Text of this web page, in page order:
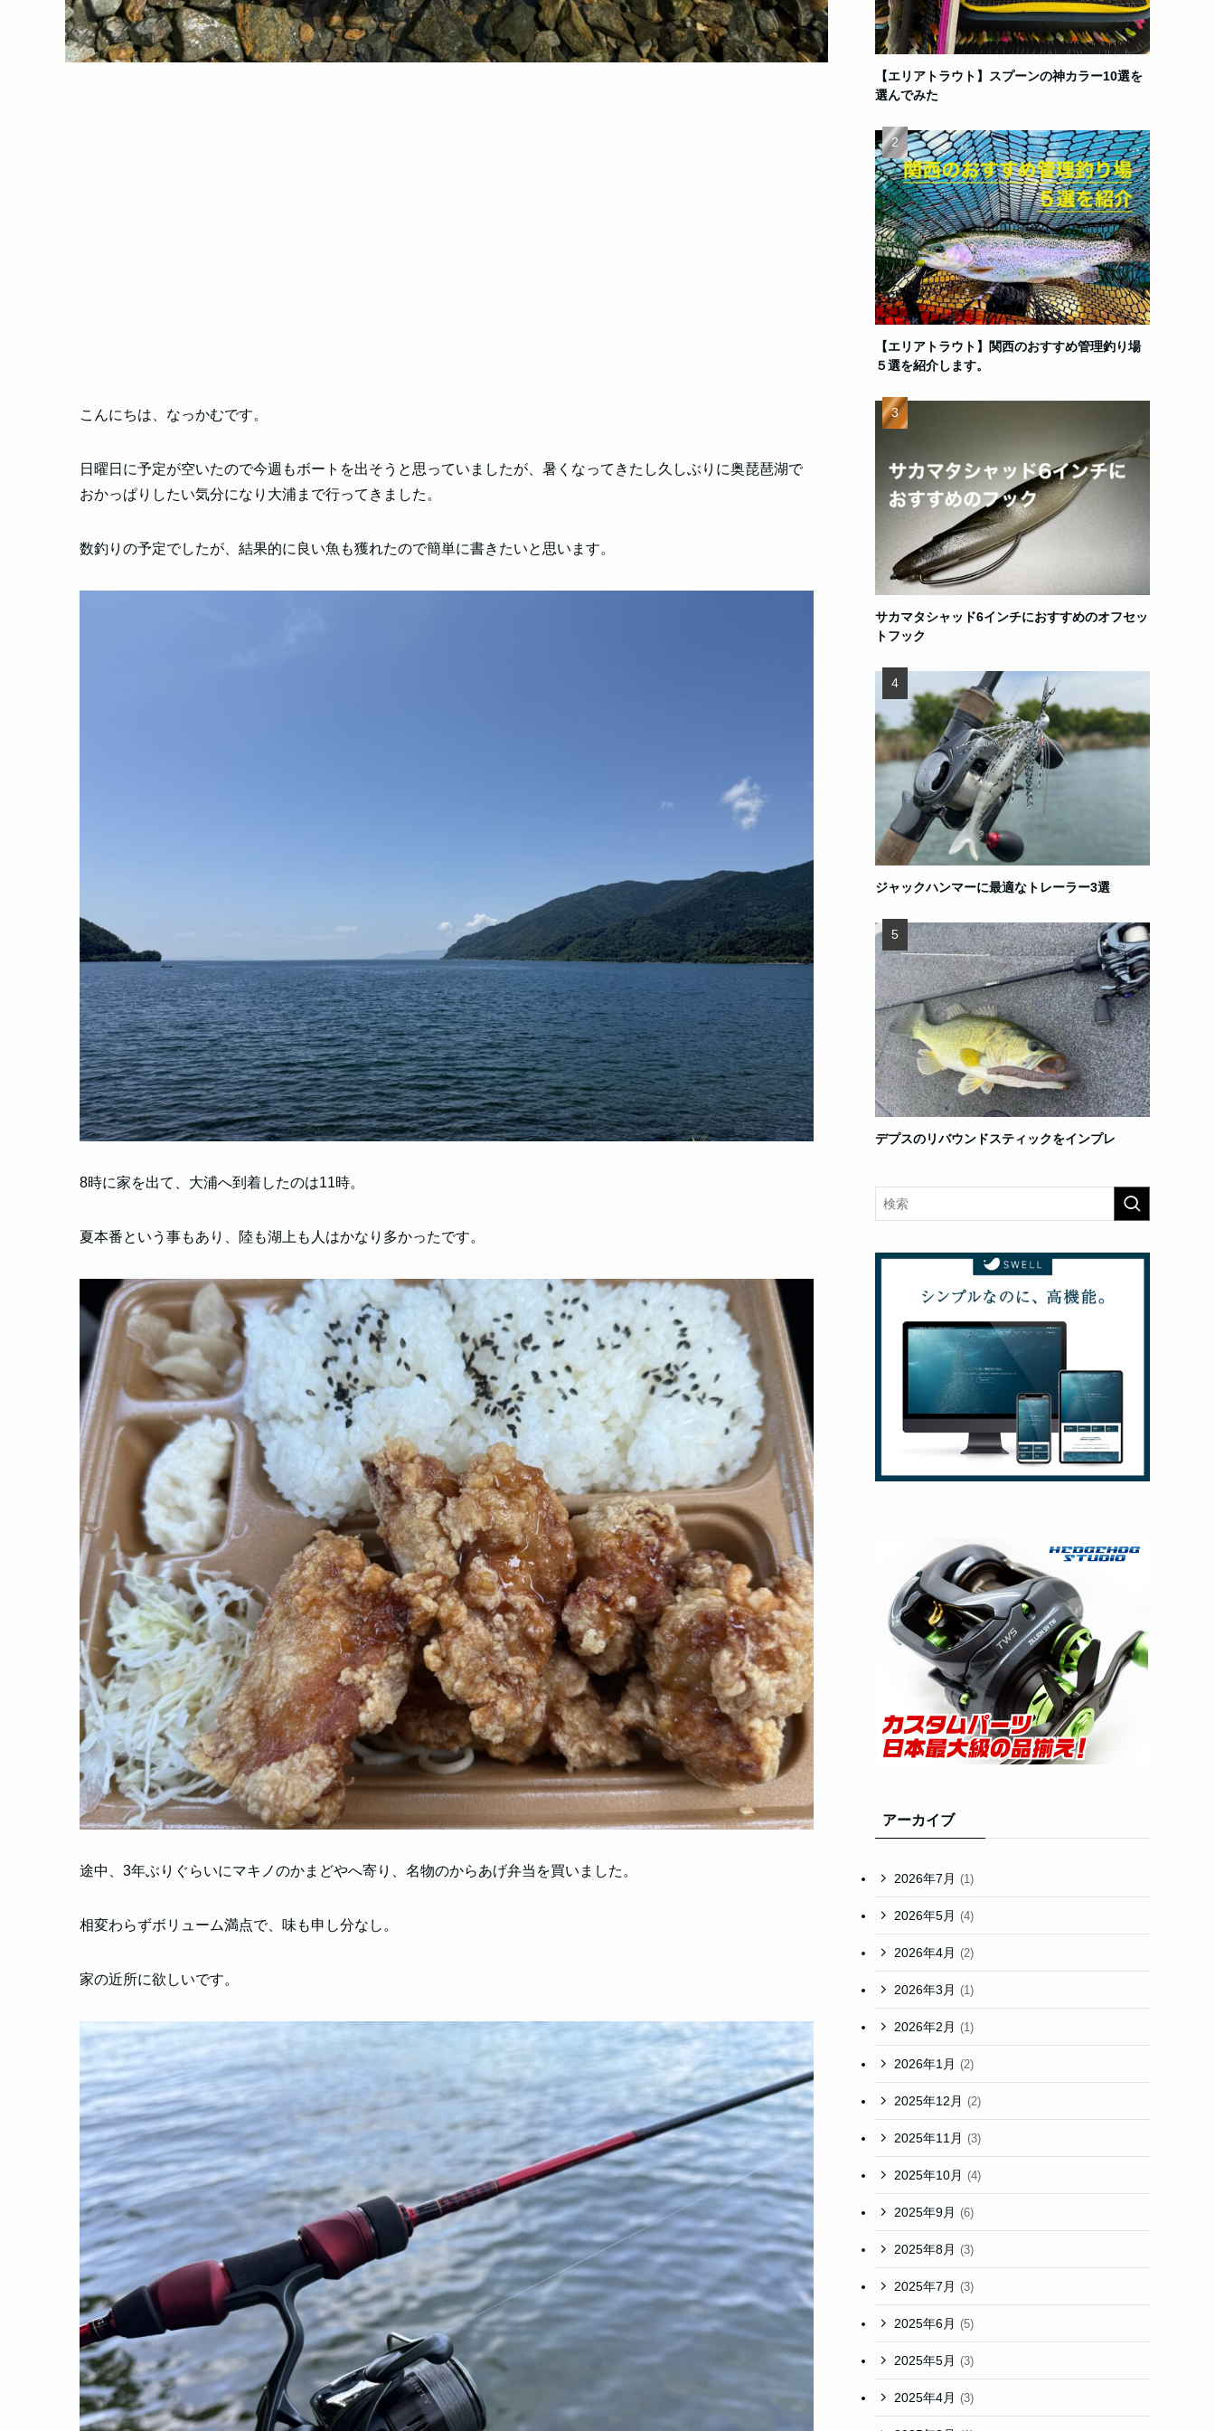
こんにちは、なっかむです。
日曜日に予定が空いたので今週もボートを出そうと思っていましたが、暑くなってきたし久しぶりに奥琵琶湖で
おかっぱりしたい気分になり大浦まで行ってきました。
数釣りの予定でしたが、結果的に良い魚も獲れたので簡単に書きたいと思います。
8時に家を出て、大浦へ到着したのは11時。
夏本番という事もあり、陸も湖上も人はかなり多かったです。
途中、3年ぶりぐらいにマキノのかまどやへ寄り、名物のからあげ弁当を買いました。
相変わらずボリューム満点で、味も申し分なし。
家の近所に欲しいです。
【エリアトラウト】スプーンの神カラー10選を
選んでみた
【エリアトラウト】関西のおすすめ管理釣り場
５選を紹介します。
サカマタシャッド6インチにおすすめのオフセッ
トフック
ジャックハンマーに最適なトレーラー3選
デプスのリバウンドスティックをインプレ
アーカイブ
2026年7月 (1)
2026年5月 (4)
2026年4月 (2)
2026年3月 (1)
2026年2月 (1)
2026年1月 (2)
2025年12月 (2)
2025年11月 (3)
2025年10月 (4)
2025年9月 (6)
2025年8月 (3)
2025年7月 (3)
2025年6月 (5)
2025年5月 (3)
2025年4月 (3)